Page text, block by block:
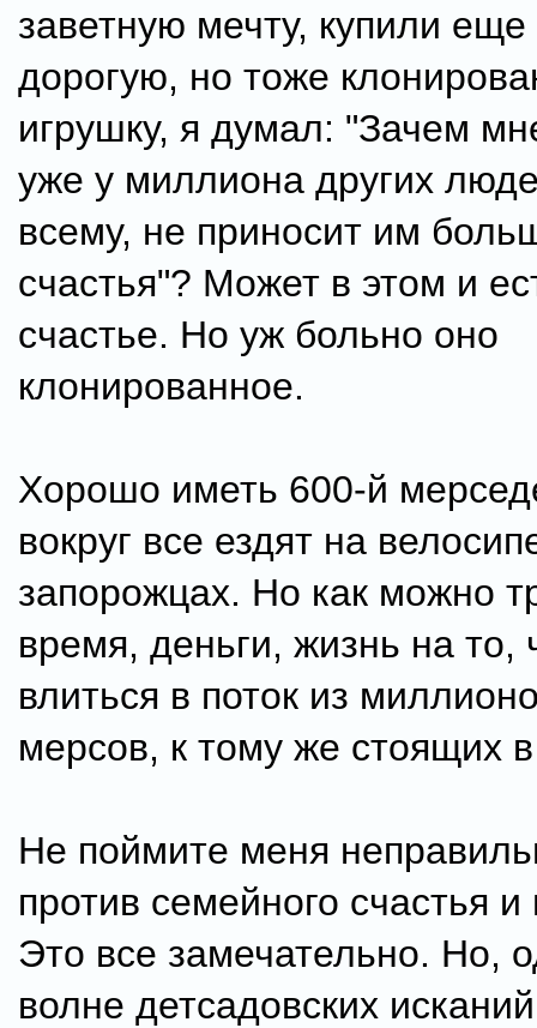
заветную мечту, купили еще
дорогую, но тоже
игрушку, я думал: "Зачем
уже у миллиона других
всему, не приносит им
счастья"? Может в этом и
счастье. Но уж больно оно
клонированное.
Хорошо иметь 600-й
вокруг все ездят на
запорожцах. Но как можно
время, деньги, жизнь на то,
влиться в поток из
мерсов, к тому же стоящих
Не поймите меня
против семейного счастья и
Это все замечательно. Но,
волне детсадовских